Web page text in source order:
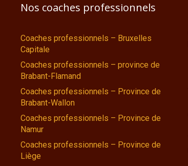
Nos coaches professionnels
Coaches professionnels – Bruxelles
Capitale
Coaches professionnels – province de
Brabant-Flamand
Coaches professionnels – Province de
Brabant-Wallon
Coaches professionnels – Province de
Namur
Coaches professionnels – Province de
Liège